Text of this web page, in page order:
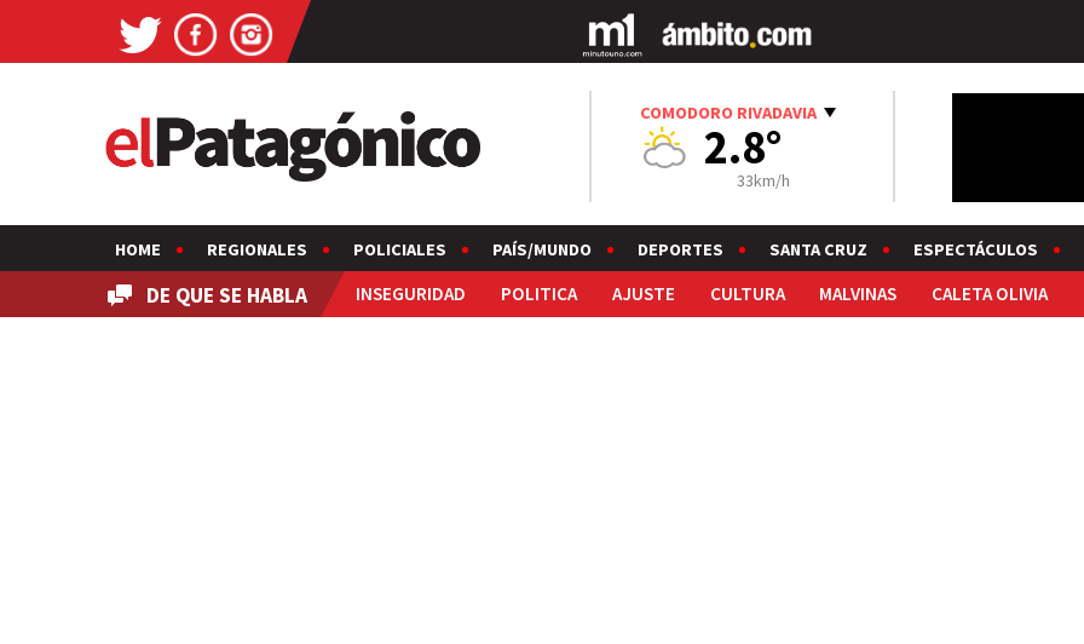
COMODORO RIVADAVIA
2.8°
33km/h
HOME REGIONALES POLICIALES PAÍS/MUNDO DEPORTES SANTA CRUZ ESPECTÁCULOS
DE QUE SE HABLA INSEGURIDAD POLITICA AJUSTE CULTURA MALVINAS CALETA OLIVIA